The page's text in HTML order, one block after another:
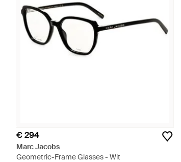
€ 294
Marc Jacobs
Geometric-Frame Glasses - Wit